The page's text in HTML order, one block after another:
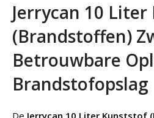
Jerrycan 10
(Brandstoffen)
Betrouwbare
Brandstofopslag